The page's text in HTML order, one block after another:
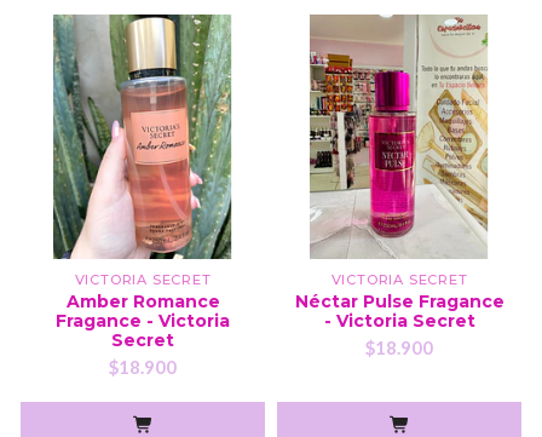
VICTORIA SECRET
Amber Romance
Fragance - Victoria
Secret
$18.900
VICTORIA SECRET
Néctar Pulse Fragance
- Victoria Secret
$18.900